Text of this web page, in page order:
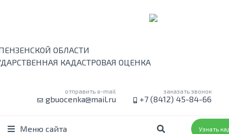
ОБЛАСТИ
КАДАСТРОВАЯ ОЦЕНКА
отправить e-mail
gbuocenka@mail.ru
заказать звонок
+7 (8412) 45-84-66
Меню сайта Узнать